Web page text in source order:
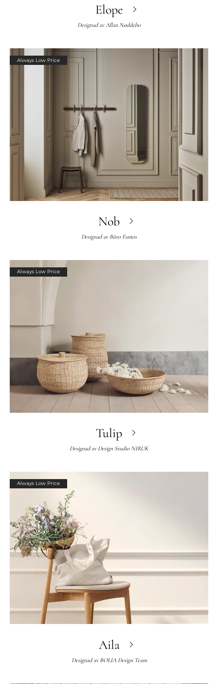
Elope
Designad av Allan Nøddebo
Always Low Price
Nob
Designad av Büro Famos
Always Low Price
Tulip
Designad av Design Studio NIRUK
Always Low Price
Aila
Designad av BOLIA Design Team